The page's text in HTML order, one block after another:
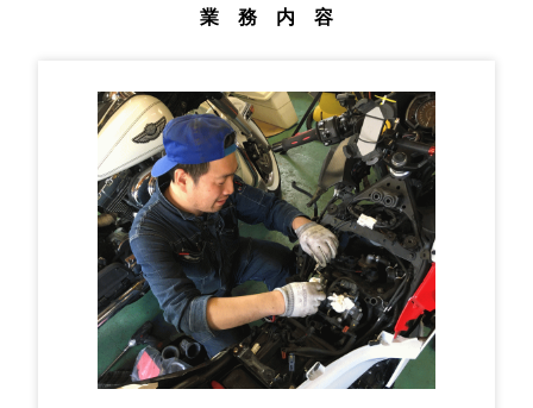
業 務 内 容